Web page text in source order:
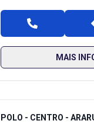
MAIS
POLO - CENTRO -